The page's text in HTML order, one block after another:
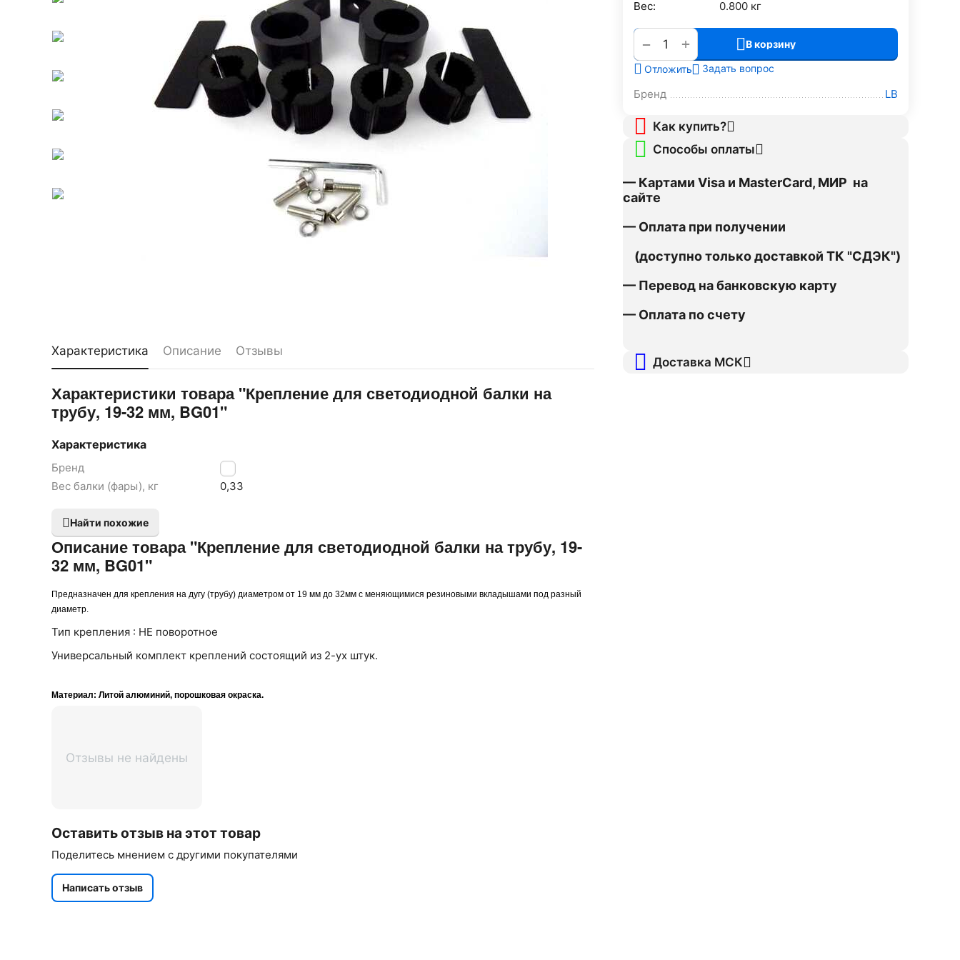
Вес: 0.800 кг
+
− В корзину
Отложить Задать вопрос
Бренд LB
Как купить?
Способы оплаты
— Картами Visa и MasterCard, МИР на
сайте
— Оплата при получении
(доступно только доставкой ТК "СДЭК")
— Перевод на банковскую карту
— Оплата по счету
Доставка МСК
Характеристика Описание Отзывы
Характеристики товара "Крепление для светодиодной балки на
трубу, 19-32 мм, BG01"
Характеристика
Бренд
LB
Вес балки (фары), кг
0,33
Найти похожие
Описание товара "Крепление для светодиодной балки на трубу, 19-
32 мм, BG01"
Предназначен для крепления на дугу (трубу) диаметром от 19 мм до 32мм с меняющимися резиновыми вкладышами под разный
диаметр.
Тип крепления : НЕ поворотное
Универсальный комплект креплений состоящий из 2-ух штук.
Материал: Литой алюминий, порошковая окраска.
Отзывы не найдены
Оставить отзыв на этот товар
Поделитесь мнением с другими покупателями
Написать отзыв